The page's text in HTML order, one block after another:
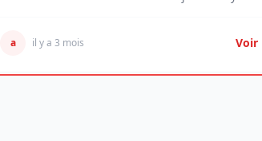
a il y a 3 mois Voir